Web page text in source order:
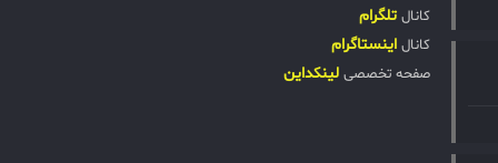
تا
کانال تلگرام
کانال اینستاگرام
صفحه تخصصی لینکداین